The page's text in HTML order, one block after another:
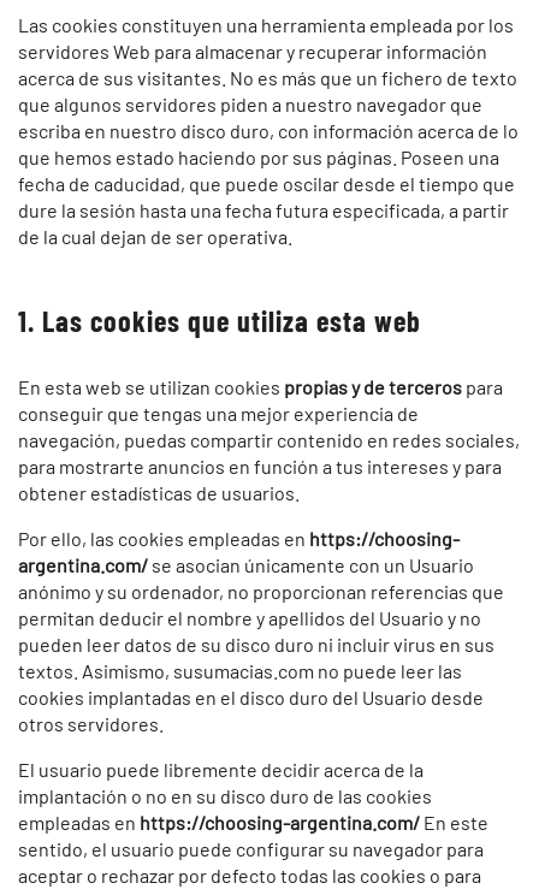
Las cookies constituyen una herramienta empleada por los
servidores Web para almacenar y recuperar información
acerca de sus visitantes. No es más que un fichero de texto
que algunos servidores piden a nuestro navegador que
escriba en nuestro disco duro, con información acerca de lo
que hemos estado haciendo por sus páginas. Poseen una
fecha de caducidad, que puede oscilar desde el tiempo que
dure la sesión hasta una fecha futura especificada, a partir
de la cual dejan de ser operativa.
1. Las cookies que utiliza esta web
En esta web se utilizan cookies propias y de terceros para
conseguir que tengas una mejor experiencia de
navegación, puedas compartir contenido en redes sociales,
para mostrarte anuncios en función a tus intereses y para
obtener estadísticas de usuarios.
Por ello, las cookies empleadas en https://choosing-
argentina.com/ se asocian únicamente con un Usuario
anónimo y su ordenador, no proporcionan referencias que
permitan deducir el nombre y apellidos del Usuario y no
pueden leer datos de su disco duro ni incluir virus en sus
textos. Asimismo, susumacias.com no puede leer las
cookies implantadas en el disco duro del Usuario desde
otros servidores.
El usuario puede libremente decidir acerca de la
implantación o no en su disco duro de las cookies
empleadas en https://choosing-argentina.com/ En este
sentido, el usuario puede configurar su navegador para
aceptar o rechazar por defecto todas las cookies o para